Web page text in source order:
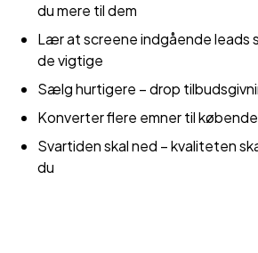
du mere til dem
Lær at screene indgående leads
de vigtige
Sælg hurtigere – drop
Konverter flere emner til
Svartiden skal ned – kvaliteten
du